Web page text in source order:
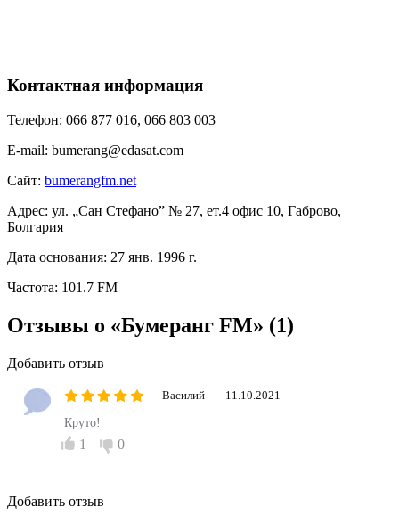
Контактная информация
Телефон: 066 877 016, 066 803 003
E-mail: bumerang@edasat.com
Сайт: bumerangfm.net
Адрес: ул. „Сан Стефано” № 27, ет.4 офис 10, Габрово,
Болгария
Дата основания: 27 янв. 1996 г.
Частота: 101.7 FM
Отзывы о «Бумеранг FM» (1)
Добавить отзыв
Василий 11.10.2021
Круто!
1 0
Добавить отзыв